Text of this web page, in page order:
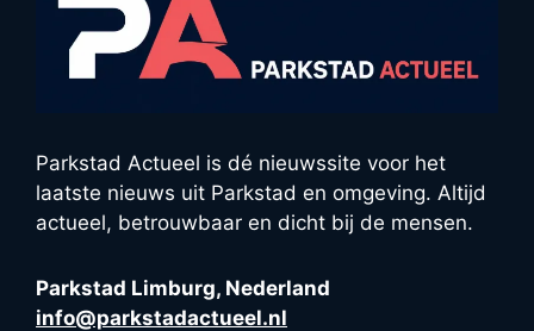
Parkstad Actueel is dé nieuwssite voor het
laatste nieuws uit Parkstad en omgeving. Altijd
actueel, betrouwbaar en dicht bij de mensen.
Parkstad Limburg, Nederland
info@parkstadactueel.nl